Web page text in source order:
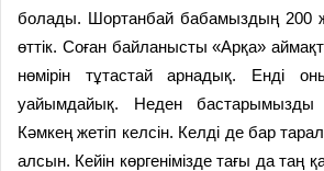
болады. Шортанбай бабамыздың 200
өттік. Соған байланысты «Арқа»
нөмірін тұтастай арнадық. Енді
уайымдайық. Неден бастарымызды
Кәмкең жетіп келсін. Келді де бар
алсын. Кейін көргенімізде тағы да таң